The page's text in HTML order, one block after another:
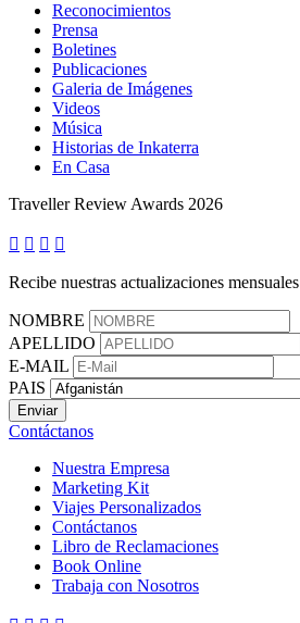
Reconocimientos
Prensa
Boletines
Publicaciones
Galeria de Imágenes
Videos
Música
Historias de Inkaterra
En Casa
Traveller Review Awards 2026
   
Recibe nuestras actualizaciones mensuales
NOMBRE
APELLIDO
E-MAIL
PAIS
Contáctanos
Nuestra Empresa
Marketing Kit
Viajes Personalizados
Contáctanos
Libro de Reclamaciones
Book Online
Trabaja con Nosotros